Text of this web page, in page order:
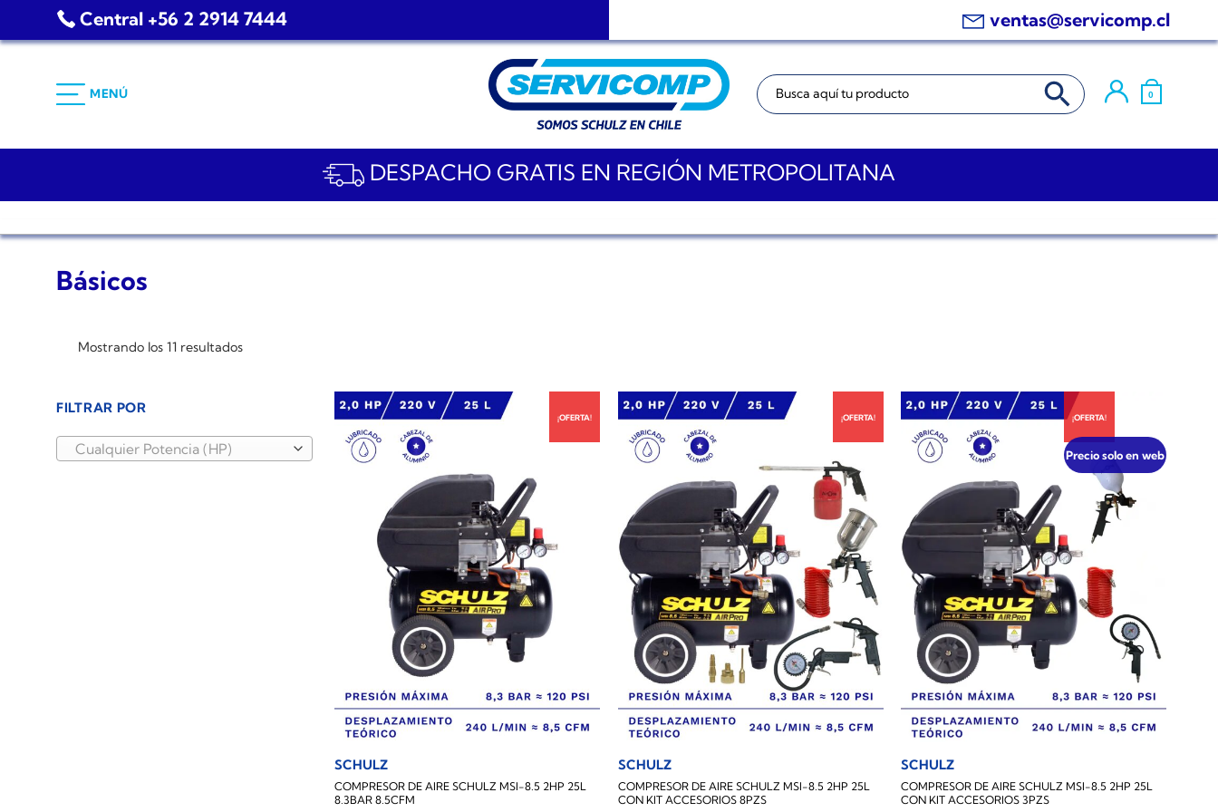
Central +56 2 2914 7444 ventas@servicomp.cl
MENÚ
Buscar: BOTÓN DE BÚSQUEDA
0
DESPACHO GRATIS EN REGIÓN METROPOLITANA
Básicos
Mostrando los 11 resultados
FILTRAR POR
Cualquier Potencia (HP)
¡OFERTA!
SCHULZ
COMPRESOR DE AIRE SCHULZ MSI-8.5 2HP 25L
8.3BAR 8.5CFM
¡OFERTA!
SCHULZ
COMPRESOR DE AIRE SCHULZ MSI-8.5 2HP 25L
CON KIT ACCESORIOS 8PZS
¡OFERTA!
Precio solo en web
SCHULZ
COMPRESOR DE AIRE SCHULZ MSI-8.5 2HP 25L
CON KIT ACCESORIOS 3PZS